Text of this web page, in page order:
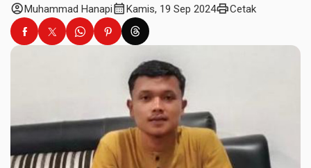
account_circleMuhammad Hanapicalendar_monthKamis, 19 Sep 2024printCetak